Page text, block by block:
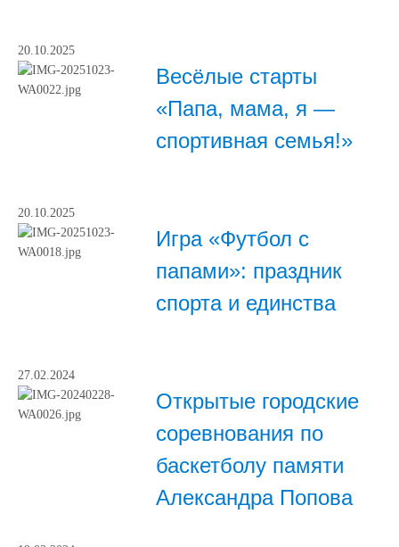
20.10.2025
Весёлые старты
«Папа, мама, я —
спортивная семья!»
20.10.2025
Игра «Футбол с
папами»: праздник
спорта и единства
27.02.2024
Открытые городские
соревнования по
баскетболу памяти
Александра Попова